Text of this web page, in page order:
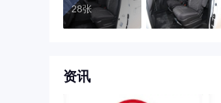
28张
资讯